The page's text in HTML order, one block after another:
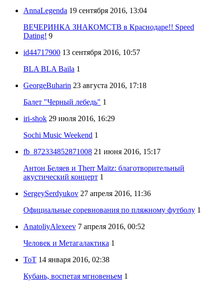
AnnaLegenda 19 сентября 2016, 13:04
ВЕЧЕРИНКА ЗНАКОМСТВ в Краснодаре!! Speed
Dating! 9
id44717900 13 сентября 2016, 10:57
BLA BLA Baila 1
GeorgeBuharin 23 августа 2016, 17:18
Балет "Черный лебедь" 1
iri-shok 29 июля 2016, 16:29
Sochi Music Weekend 1
fb_872334852871008 21 июня 2016, 15:17
Антон Беляев и Therr Maitz: благотворительный
акустический концерт 1
SergeySerdyukov 27 апреля 2016, 11:36
Официальные соревнования по пляжному футболу 1
AnatoliyAlexeev 7 апреля 2016, 00:52
Человек и Метагалактика 1
ToT 14 января 2016, 02:38
Кубань, воспетая мгновеньем 1